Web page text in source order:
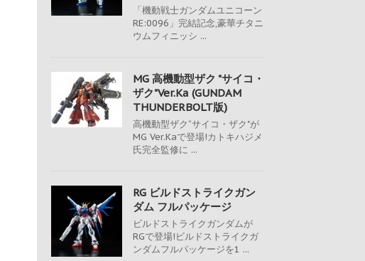
「機動戦士ガンダムユニコーン
RE:0096」完結記念,豪華チタニ
ウムフィニッシ ...
MG 高機動型ザク "サイコ・
ザク"Ver.Ka (GUNDAM
THUNDERBOLT版)
高機動型ザク“サイコ・ザク"が
MG Ver.Kaで登場!カトキハジメ
氏完全監修に ...
RG ビルドストライクガン
ダム フルパッケージ
ビルドストライクガンダムが
RGで登場!ビルドストライクガ
ンダムフルパッケージを1 ...